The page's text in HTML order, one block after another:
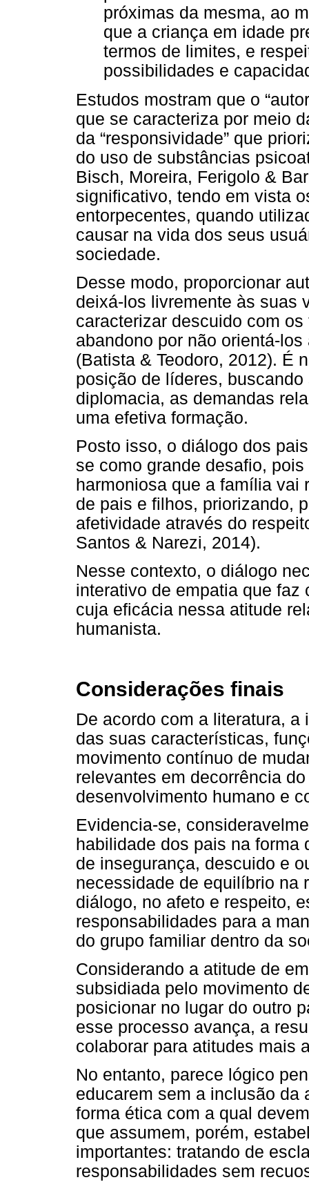
próximas da mesma, ao
que a criança em idade
termos de limites, e
possibilidades e
Estudos mostram que o
que se caracteriza por meio
da “responsividade” que
do uso de substâncias
Bisch, Moreira, Ferigolo &
significativo, tendo em vista
entorpecentes, quando
causar na vida dos seus
sociedade.
Desse modo, proporcionar
deixá-los livremente às suas
caracterizar descuido com
abandono por não orientá-
(Batista & Teodoro, 2012). É
posição de líderes,
diplomacia, as demandas
uma efetiva formação.
Posto isso, o diálogo dos
se como grande desafio,
harmoniosa que a família vai
de pais e filhos, priorizando,
afetividade através do
Santos & Narezi, 2014).
Nesse contexto, o diálogo
interativo de empatia que faz
cuja eficácia nessa atitude
humanista.
Considerações finais
De acordo com a literatura,
das suas características,
movimento contínuo de
relevantes em decorrência
desenvolvimento humano e
Evidencia-se,
habilidade dos pais na forma
de insegurança, descuido e
necessidade de equilíbrio na
diálogo, no afeto e respeito,
responsabilidades para a
do grupo familiar dentro da
Considerando a atitude de
subsidiada pelo movimento
posicionar no lugar do outro
esse processo avança, a
colaborar para atitudes mais
No entanto, parece lógico
educarem sem a inclusão da
forma ética com a qual
que assumem, porém,
importantes: tratando de
responsabilidades sem